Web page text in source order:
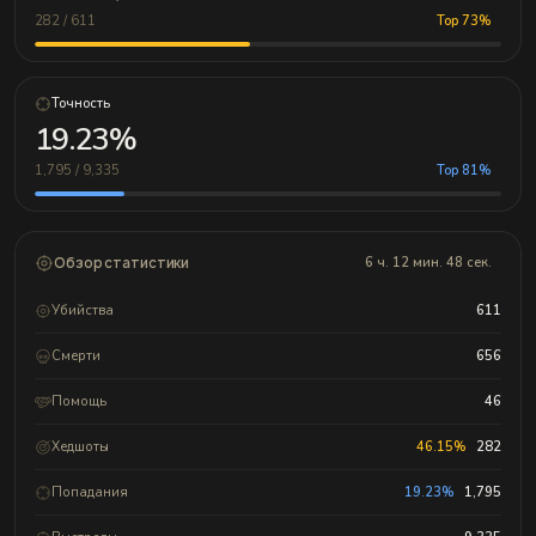
282 / 611 Top 73%
Точность
19.23%
1,795 / 9,335 Top 81%
Обзор статистики 6 ч. 12 мин. 48 сек.
Убийства 611
Смерти 656
Помощь 46
Хедшоты 46.15% 282
Попадания 19.23% 1,795